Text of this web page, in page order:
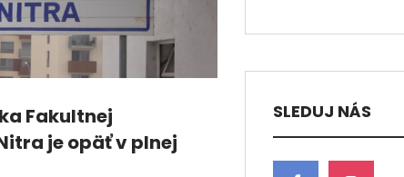
Fakultnej
je opäť v plnej
SLEDUJ NÁS